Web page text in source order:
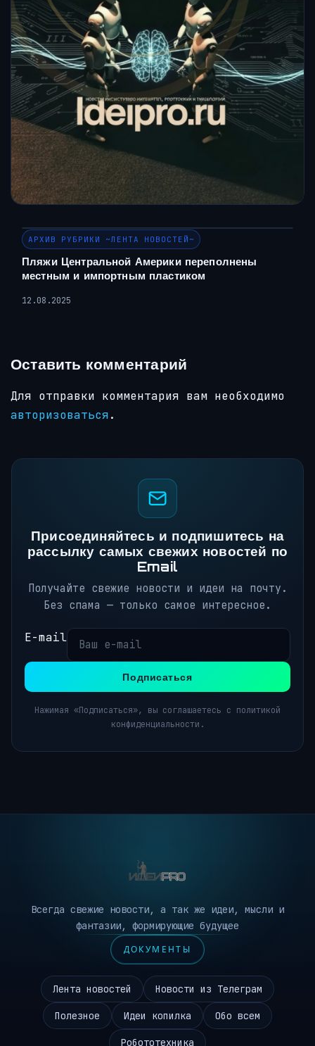
АРХИВ РУБРИКИ ~ЛЕНТА НОВОСТЕЙ~
Пляжи Центральной Америки переполнены
местным и импортным пластиком
12.08.2025
Оставить комментарий
Для отправки комментария вам необходимо
авторизоваться.
Присоединяйтесь и подпишитесь на
рассылку самых свежих новостей по
Email
Получайте свежие новости и идеи на почту.
Без спама — только самое интересное.
E-mail
Подписаться
Нажимая «Подписаться», вы соглашаетесь с политикой
конфиденциальности.
Всегда свежие новости, а так же идеи, мысли и
фантазии, формирующие будущее
ДОКУМЕНТЫ
Лента новостей Новости из Телеграм
Полезное Идеи копилка Обо всем
Робототехника